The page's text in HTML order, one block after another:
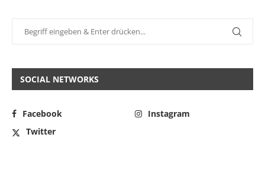
SOCIAL NETWORKS
Facebook
Instagram
Twitter